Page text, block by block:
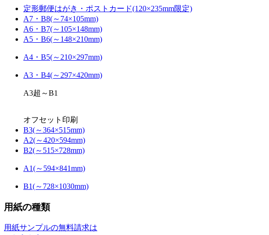
定形郵便はがき・ポストカード(120×235mm限定)
A7・B8(～74×105mm)
A6・B7(～105×148mm)
A5・B6(～148×210mm)
A4・B5(～210×297mm)
A3・B4(～297×420mm)
A3超～B1
オフセット印刷
B3(～364×515mm)
A2(～420×594mm)
B2(～515×728mm)
A1(～594×841mm)
B1(～728×1030mm)
用紙の種類
用紙サンプルの無料請求は